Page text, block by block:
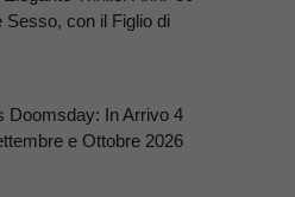
Sesso, con il Figlio di
Doomsday: In Arrivo 4
e Ottobre 2026